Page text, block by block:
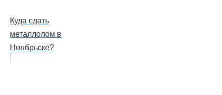
Куда сдать
металлолом в
Ноябрьске?